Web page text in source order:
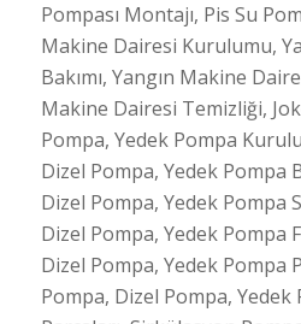
Pompası Montajı, Pis Su
Makine Dairesi Kurulumu,
Bakımı, Yangın Makine
Makine Dairesi Temizliği,
Pompa, Yedek Pompa
Dizel Pompa, Yedek Pompa
Dizel Pompa, Yedek Pompa
Dizel Pompa, Yedek Pompa
Dizel Pompa, Yedek Pompa
Pompa, Dizel Pompa, Yedek